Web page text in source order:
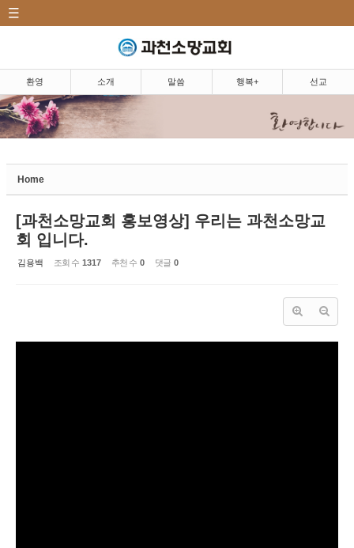
환영 소개 말씀 행복+ 선교
Home
[과천소망교회 홍보영상] 우리는 과천소망교
회 입니다.
김용백 조회 수 1317 추천 수 0 댓글 0
소개|Introduction
말씀|Message
교우 소식
소망뉴스/주보
소망의 샘
Sketchbook5, 스케치북5
Sketchbook5, 스케치북5